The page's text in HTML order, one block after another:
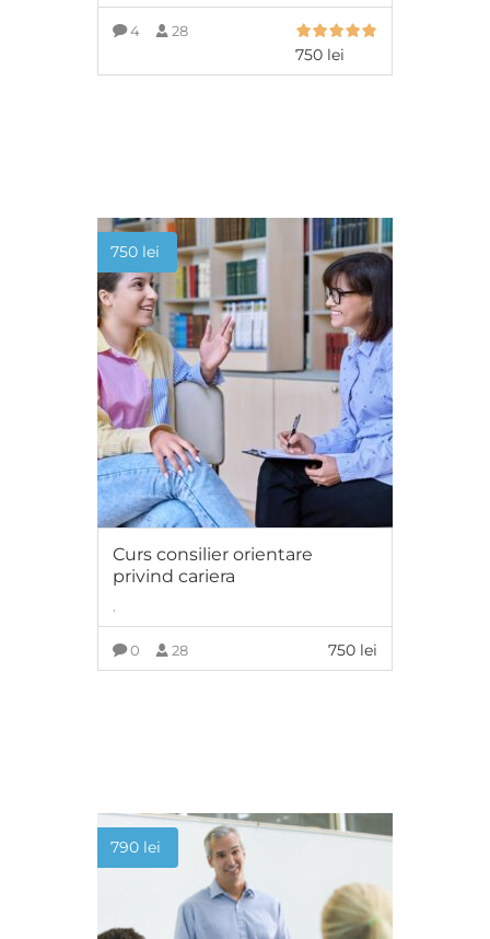
4 28
750 lei
750 lei
Curs consilier orientare
privind cariera
0 28 750 lei
790 lei